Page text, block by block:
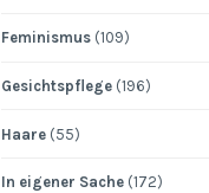
Feminismus(109)
Gesichtspflege(196)
Haare(55)
In eigener Sache(172)